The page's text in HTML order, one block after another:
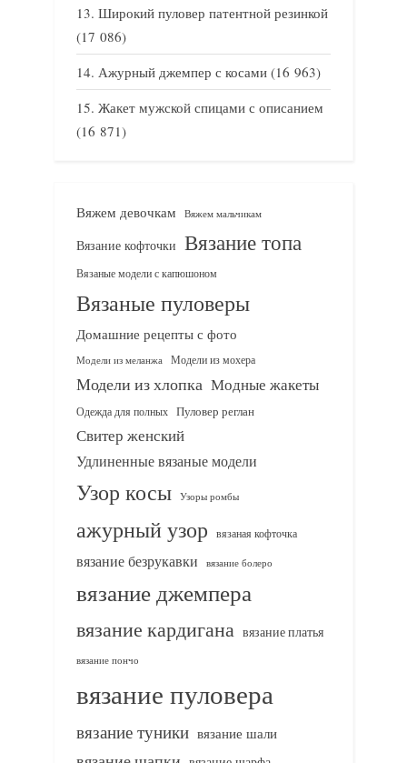
Широкий пуловер патентной резинкой
(17 086)
Ажурный джемпер с косами (16 963)
Жакет мужской спицами с описанием
(16 871)
Вяжем девочкам Вяжем мальчикам
Вязание кофточки Вязание топа
Вязаные модели с капюшоном
Вязаные пуловеры
Домашние рецепты с фото
Модели из меланжа Модели из мохера
Модели из хлопка Модные жакеты
Одежда для полных Пуловер реглан
Свитер женский
Удлиненные вязаные модели
Узор косы Узоры ромбы
ажурный узор вязаная кофточка
вязание безрукавки вязание болеро
вязание джемпера
вязание кардигана вязание платья
вязание пончо
вязание пуловера
вязание туники вязание шали